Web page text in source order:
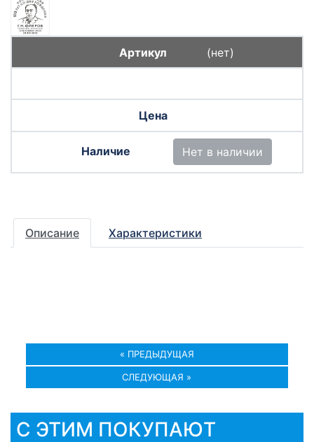
(нет)
Нет в наличии
Описание Характеристики
« ПРЕДЫДУЩАЯ
СЛЕДУЮЩАЯ »
С ЭТИМ ПОКУПАЮТ